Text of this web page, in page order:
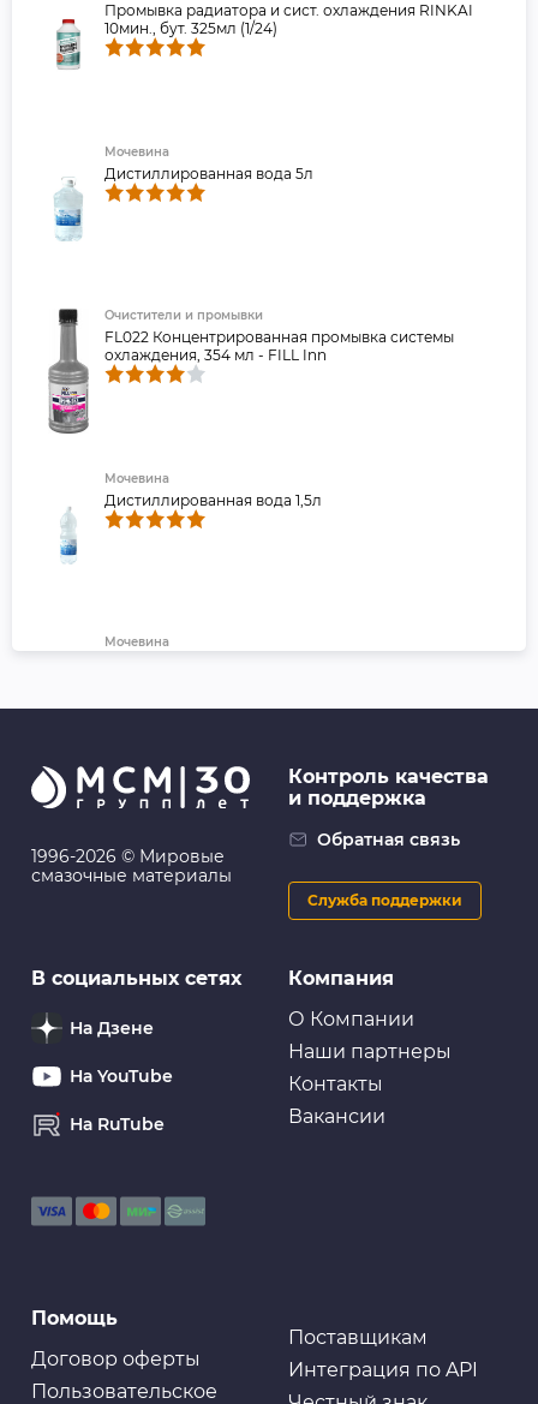
CHEVROLET SAAB B040 1065
UK BS 6580 DOOSAN
014 GS 17009
Промывка радиатора и сист. охлаждения RINKAI
10мин., бут. 325мл (1/24)
Мочевина
Дистиллированная вода 5л
Очистители и промывки
FL022 Концентрированная промывка системы
охлаждения, 354 мл - FILL Inn
Мочевина
Дистиллированная вода 1,5л
Мочевина
1996-2026 © Мировые
смазочные материалы
Компания
О Компании
Наши партнеры
Контакты
Вакансии
Помощь
Договор оферты
Пользовательское
Поставщикам
Интеграция по API
Контроль качества
и поддержка
Обратная связь
Служба поддержки
В социальных сетях
На Дзене
На YouTube
На RuTube